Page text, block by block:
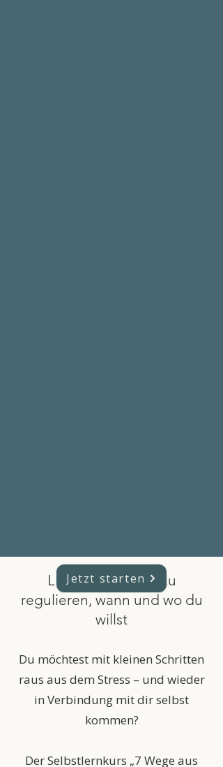
​Lerne dich selbst zu
regulieren, wann und wo du
willst
Du möchtest mit kleinen Schritten
raus aus dem Stress – und wieder
in Verbindung mit dir selbst
kommen?
Der Selbstlernkurs „7 Wege aus
Jetzt starten